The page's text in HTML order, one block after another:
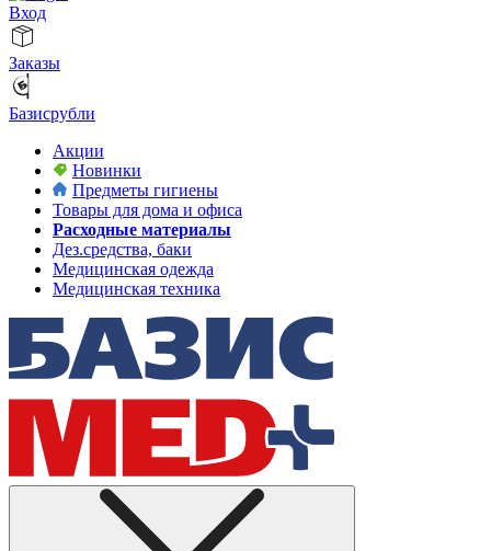
Вход
Заказы
Базисрубли
Акции
Новинки
Предметы гигиены
Товары для дома и офиса
Расходные материалы
Дез.средства, баки
Медицинская одежда
Медицинская техника